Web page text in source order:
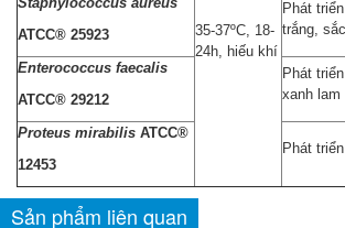
35-37ºC, 18-
24h, hiếu khí
ATCC® 25923
Phát
trắng,
Enterococcus faecalis
ATCC® 29212
Phát
xanh lam
Proteus mirabilis ATCC®
12453
Phát
Sản phẩm liên quan